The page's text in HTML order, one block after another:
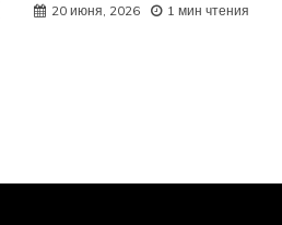
20 июня, 2026 1 мин чтения